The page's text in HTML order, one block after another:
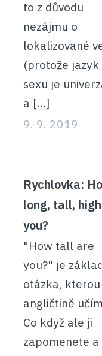
to z důvodu
nezájmu o
lokalizované
(protože jazyk
sexu je
a […]
9. 9. 2019
Rychlovka:
long, tall,
you?
"How tall are
you?" je
otázka, kterou
angličtině
Co když ale ji
zapomenete a